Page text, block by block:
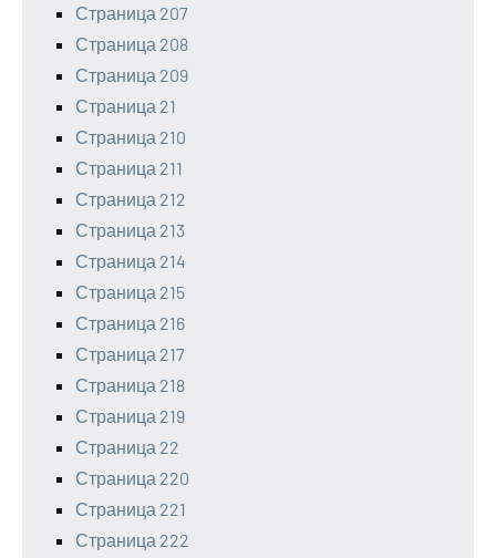
Страница 207
Страница 208
Страница 209
Страница 21
Страница 210
Страница 211
Страница 212
Страница 213
Страница 214
Страница 215
Страница 216
Страница 217
Страница 218
Страница 219
Страница 22
Страница 220
Страница 221
Страница 222